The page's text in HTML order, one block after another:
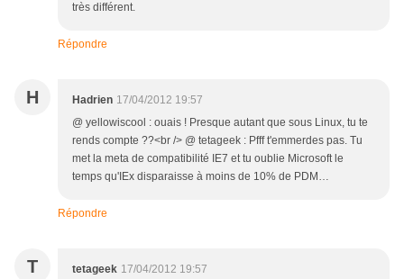
très différent.
Répondre
H Hadrien 17/04/2012 19:57
@ yellowiscool : ouais ! Presque autant que sous Linux, tu te
rends compte ??<br /> @ tetageek : Pfff t'emmerdes pas. Tu
met la meta de compatibilité IE7 et tu oublie Microsoft le
temps qu'IEx disparaisse à moins de 10% de PDM…
Répondre
T tetageek 17/04/2012 19:57